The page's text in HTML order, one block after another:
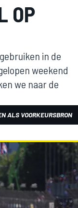
OP
in de
weekend
we naar de
ALS VOORKEURSBRON